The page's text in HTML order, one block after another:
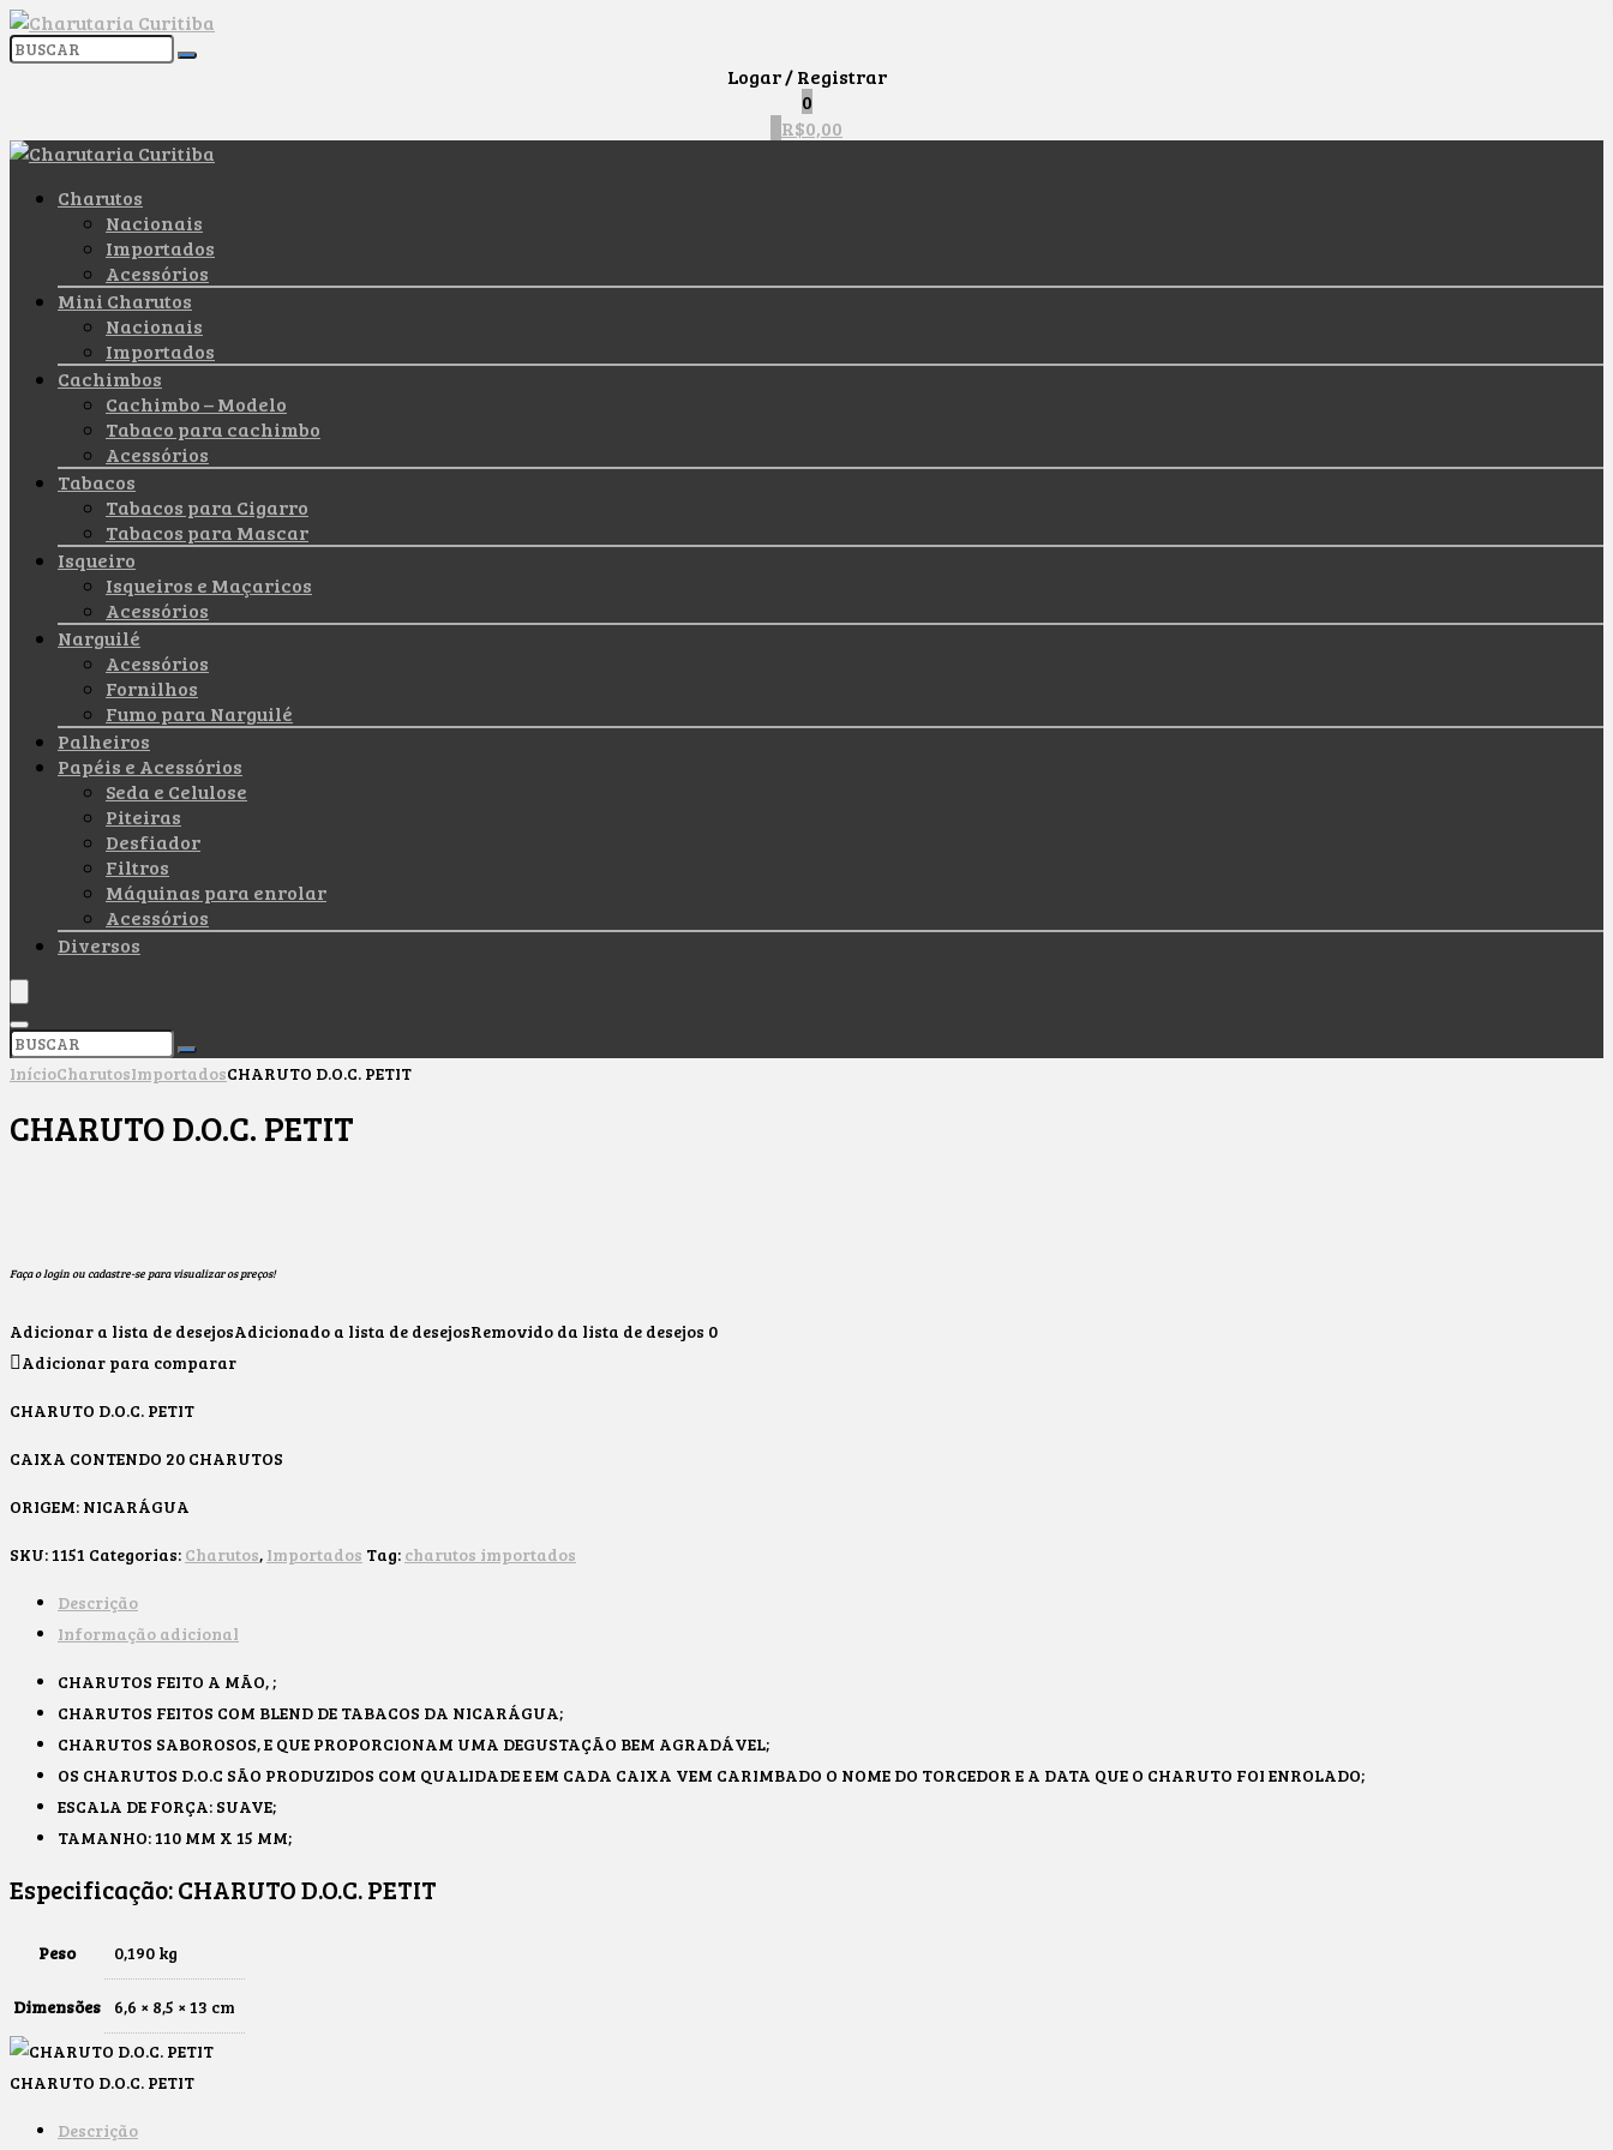
Logar / Registrar
0
R$0,00
Charutos
Nacionais
Importados
Acessórios
Mini Charutos
Nacionais
Importados
Cachimbos
Cachimbo – Modelo
Tabaco para cachimbo
Acessórios
Tabacos
Tabacos para Cigarro
Tabacos para Mascar
Isqueiro
Isqueiros e Maçaricos
Acessórios
Narguilé
Acessórios
Fornilhos
Fumo para Narguilé
Palheiros
Papéis e Acessórios
Seda e Celulose
Piteiras
Desfiador
Filtros
Máquinas para enrolar
Acessórios
Diversos
InícioCharutosImportadosCHARUTO D.O.C. PETIT
CHARUTO D.O.C. PETIT
Faça o login ou cadastre-se para visualizar os preços!
Adicionar a lista de desejosAdicionado a lista de desejosRemovido da lista de desejos 0
Adicionar para comparar
CHARUTO D.O.C. PETIT
CAIXA CONTENDO 20 CHARUTOS
ORIGEM: NICARÁGUA
SKU:1151 Categorias: Charutos, Importados Tag: charutos importados
Descrição
Informação adicional
CHARUTOS FEITO A MÃO, ;
CHARUTOS FEITOS COM BLEND DE TABACOS DA NICARÁGUA;
CHARUTOS SABOROSOS, E QUE PROPORCIONAM UMA DEGUSTAÇÃO BEM AGRADÁVEL;
OS CHARUTOS D.O.C SÃO PRODUZIDOS COM QUALIDADE E EM CADA CAIXA VEM CARIMBADO O NOME DO TORCEDOR E A DATA QUE O CHARUTO FOI ENROLADO;
ESCALA DE FORÇA: SUAVE;
TAMANHO: 110 MM X 15 MM;
Especificação:CHARUTO D.O.C. PETIT
Peso 0,190 kg
Dimensões 6,6 × 8,5 × 13 cm
CHARUTO D.O.C. PETIT
Descrição